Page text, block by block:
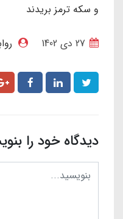
و سکه ترمز بریدند
دیدگاه خود را